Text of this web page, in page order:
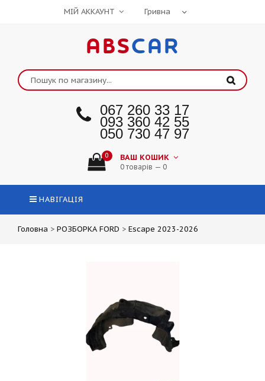
МІЙ АККАУНТ
ABSCAR
067 260 33 17
093 360 42 55
050 730 47 97
0 ВАШ КОШИК
0 товарів — 0
НАВІГАЦІЯ
Головна > РОЗБОРКА FORD > Escape 2023-2026